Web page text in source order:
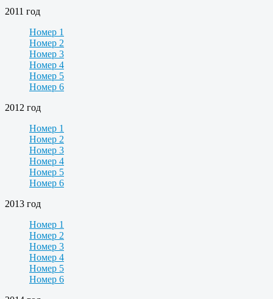
2011 год
Номер 1
Номер 2
Номер 3
Номер 4
Номер 5
Номер 6
2012 год
Номер 1
Номер 2
Номер 3
Номер 4
Номер 5
Номер 6
2013 год
Номер 1
Номер 2
Номер 3
Номер 4
Номер 5
Номер 6